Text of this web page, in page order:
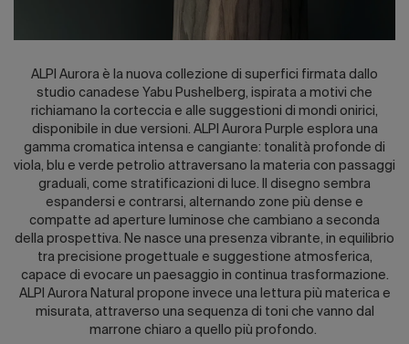
ALPI Aurora è la nuova collezione di superfici firmata dallo
studio canadese Yabu Pushelberg, ispirata a motivi che
richiamano la corteccia e alle suggestioni di mondi onirici,
disponibile in due versioni. ALPI Aurora Purple esplora una
gamma cromatica intensa e cangiante: tonalità profonde di
viola, blu e verde petrolio attraversano la materia con passaggi
graduali, come stratificazioni di luce. Il disegno sembra
espandersi e contrarsi, alternando zone più dense e
compatte ad aperture luminose che cambiano a seconda
della prospettiva. Ne nasce una presenza vibrante, in equilibrio
tra precisione progettuale e suggestione atmosferica,
capace di evocare un paesaggio in continua trasformazione.
ALPI Aurora Natural propone invece una lettura più materica e
misurata, attraverso una sequenza di toni che vanno dal
marrone chiaro a quello più profondo.